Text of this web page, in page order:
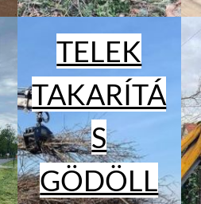
TELEK
TAKARÍTÁ
S
GÖDÖLL